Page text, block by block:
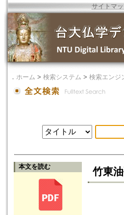
サイトマ
． ホーム > 検索システム > 検索エンジ
本文を読む 竹東